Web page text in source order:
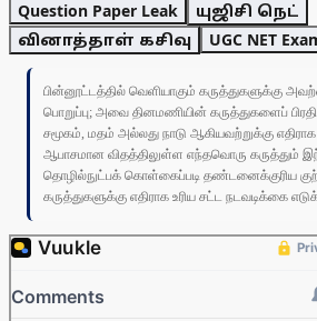
Question Paper Leak
யுஜிசி நெட்
வினாத்தாள் கசிவு
UGC NET
பின்னூட்டத்தில் வெளியாகும் கருத்துகளுக்கு
பொறுப்பு; அவை தினமணியின் கருத்துகளைப்
சமூகம், மதம் அல்லது நாடு ஆகியவற்றுக்கு
ஆபாசமான விதத்திலுள்ள எந்தவொரு கருத்தும்
தொழில்நுட்பக் கொள்கைப்படி தண்டனைக்குரிய
கருத்துகளுக்கு எதிராக உரிய சட்ட நடவடிக்கை